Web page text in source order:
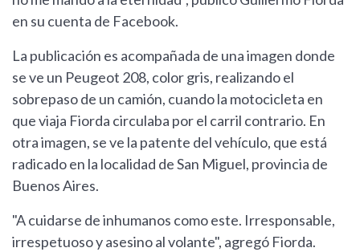
en su cuenta de Facebook.
La publicación es acompañada de una imagen donde
se ve un Peugeot 208, color gris, realizando el
sobrepaso de un camión, cuando la motocicleta en
que viaja Fiorda circulaba por el carril contrario. En
otra imagen, se ve la patente del vehículo, que está
radicado en la localidad de San Miguel, provincia de
Buenos Aires.
"A cuidarse de inhumanos como este. Irresponsable,
irrespetuoso y asesino al volante", agregó Fiorda.